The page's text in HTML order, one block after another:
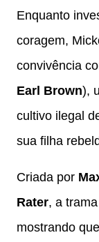
Enquanto
coragem,
convivência
Earl Brown),
cultivo ilegal
sua filha
Criada por
Rater, a
mostrando